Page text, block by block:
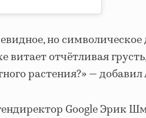
но
отчётливая
растения?» —
Google Эрик